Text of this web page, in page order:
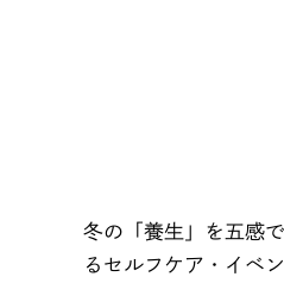
冬の「養生」を五感
るセルフケア・イベ